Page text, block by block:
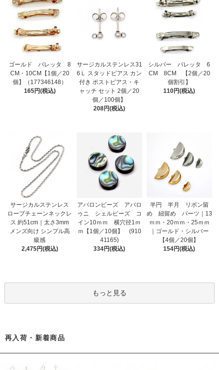
ゴールド バレッタ 8
CM・10CM【1個／20
個】（177346148）
165円(税込)
サージカルステンレス31
6Ｌ スタッドピアス カン
付き ポストピアス・キ
ャッチ セット 2個／20
個／100個】
208円(税込)
シルバー バレッタ 6
CM 8CM 【2個／20
個割引】
110円(税込)
サージカルステンレス
ロープチェーンネックレ
ス 約51cm｜太さ3mm
メンズ向け シンプル高
級感
2,475円(税込)
アバロンビーズ アバロ
ゥニ シェルビーズ コ
イン10ｍｍ 横穴径1ｍ
ｍ【1個／10個】 (910
41165)
334円(税込)
半円 半月 リボン留
め 紐留め パーツ｜13
ｍｍ・20ｍｍ・25ｍｍ
｜ゴールド・シルバー
【4個／20個】
154円(税込)
もっと見る
再入荷・新着商品